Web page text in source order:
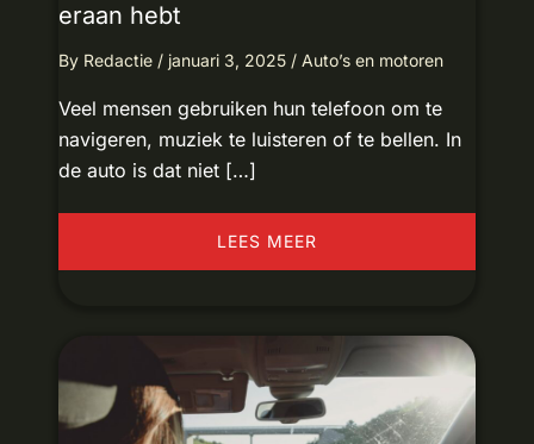
eraan hebt
By Redactie / januari 3, 2025 / Auto’s en motoren
Veel mensen gebruiken hun telefoon om te
navigeren, muziek te luisteren of te bellen. In
de auto is dat niet […]
LEES MEER